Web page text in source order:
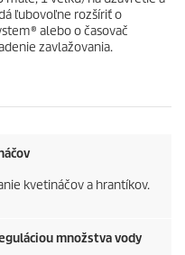
ľubovoľne rozšíriť o
® alebo o časovač
zavlažovania.
kvetináčov a hrantíkov.
množstva vody